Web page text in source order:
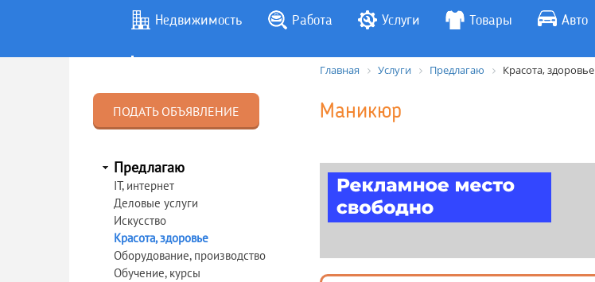
Недвижимость Работа Услуги Товары Авто
ПОДАТЬ ОБЪЯВЛЕНИЕ
Предлагаю
IT, интернет
Деловые услуги
Искусство
Красота, здоровье
Оборудование, производство
Обучение, курсы
Главная Услуги Предлагаю Красота, здоровье
Маникюр